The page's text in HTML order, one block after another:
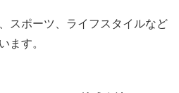
スポーツ、ライフスタイルなど
ます。